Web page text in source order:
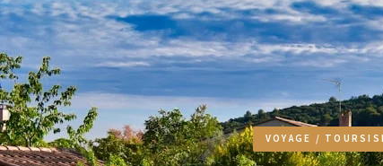
VOYAGE /